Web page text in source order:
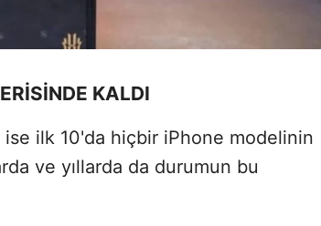
KALDI
ilk 10'da hiçbir iPhone modelinin
ve yıllarda da durumun bu